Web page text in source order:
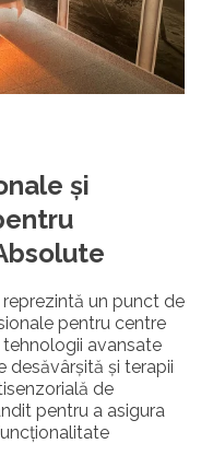
și
un punct de
pentru centre
avansate
desăvârșită și terapii
de
pentru a asigura